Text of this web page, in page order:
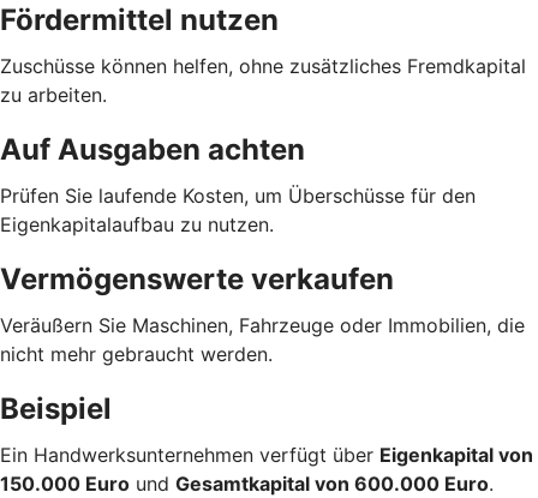
Fördermittel nutzen
Zuschüsse können helfen, ohne zusätzliches Fremdkapital
zu arbeiten.
Auf Ausgaben achten
Prüfen Sie laufende Kosten, um Überschüsse für den
Eigenkapitalaufbau zu nutzen.
Vermögenswerte verkaufen
Veräußern Sie Maschinen, Fahrzeuge oder Immobilien, die
nicht mehr gebraucht werden.
Beispiel
Ein Handwerksunternehmen verfügt über Eigenkapital von
150.000 Euro und Gesamtkapital von 600.000 Euro.